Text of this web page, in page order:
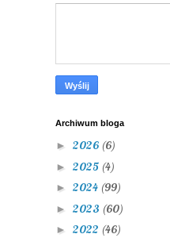
Archiwum bloga
► 2026 (6)
► 2025 (4)
► 2024 (99)
► 2023 (60)
► 2022 (46)